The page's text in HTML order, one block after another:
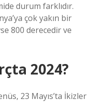
durum farklıdır.
çok yakın bir
800 derecedir ve
2024?
23 Mayıs’ta İkizler